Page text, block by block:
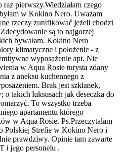
pierwszy.Wiedziałam czego
w Kokino Nero. Uważam
rzeczy zunifikować jeżeli chodzi
są to najgorzej
bywałam. Kokino Nero
klimatyczne i położenie - z
wyposażenie apt. Nie
w Aqua Rosie turysta zdany
z aneksu kuchennego z
Brak jest szklanek,
o takich luksusach jak deseczka do
To wszystko trzeba
apartamentu którego
w Aqua Rosie. Ps.Przeczytałam
Polskiej Strefie w Kokino Nero i
prawdziwy. Opinie tam zawarte
i jego personelu .